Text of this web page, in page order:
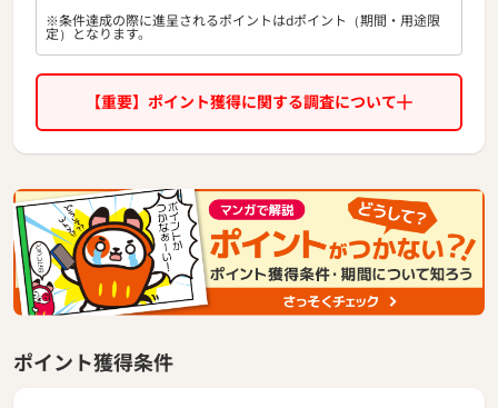
貯蓄の無料相談サイト「ガーデン」が解決します！
１．もらえる年金額がわかる！
将来もらえる年金額を予測して、不足部分が把握できま
す。
２．iDeCoやNISAなど資産運用がわかる
iDeCoやNISA、そのほかの資産運用方法について、プロ
がわかりやすく案内します。
３．ライフプランの作成
案。
４．資産運用・貯蓄計画を提案
家計を見直し、資産運用や貯蓄計画を提案します。
※条件達成の際に進呈されるポイントはdポイント（期間・用途限
定）となります。
【重要】ポイント獲得に関する調査について
ポイント獲得条件